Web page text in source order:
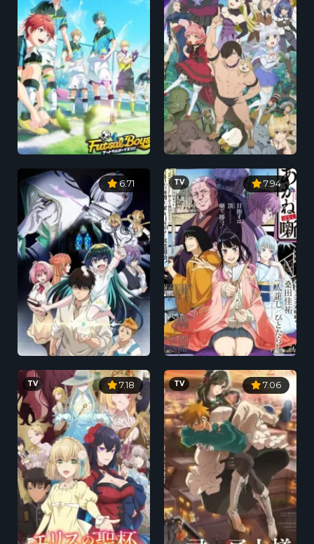
7.94
TV
6.71
7.06
TV
7.18
TV